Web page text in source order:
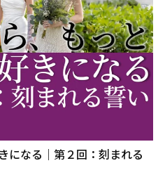
になる｜第２回：刻まれる